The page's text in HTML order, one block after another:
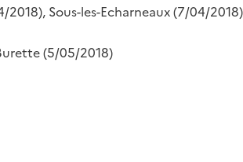
Sous-les-Echarneaux (7/04/
(5/05/2018)